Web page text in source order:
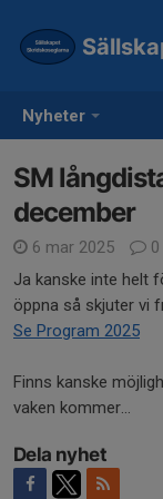
Nyheter
SM
december
6 mar 2025
Ja kanske inte helt
öppna så skjuter vi
Se Program 2025
Finns kanske
vaken kommer...
Dela nyhet